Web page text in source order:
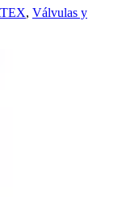
, Válvulas y